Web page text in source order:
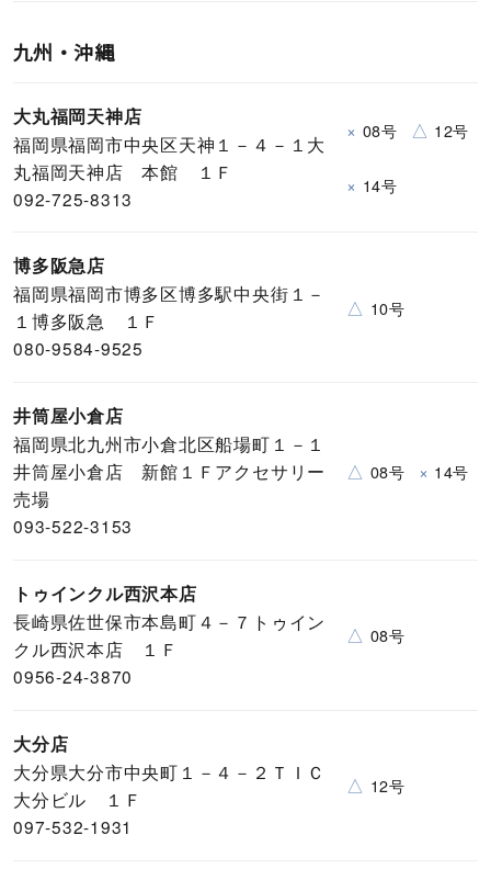
九州・沖縄
大丸福岡天神店
福岡県福岡市中央区天神１－４－１大
丸福岡天神店 本館 １Ｆ
092-725-8313
× 08号 △ 12号
× 14号
博多阪急店
福岡県福岡市博多区博多駅中央街１－
１博多阪急 １Ｆ
080-9584-9525
△ 10号
井筒屋小倉店
福岡県北九州市小倉北区船場町１－１
井筒屋小倉店 新館１Ｆアクセサリー
売場
093-522-3153
△ 08号 × 14号
トゥインクル西沢本店
長崎県佐世保市本島町４－７トゥイン
クル西沢本店 １Ｆ
0956-24-3870
△ 08号
大分店
大分県大分市中央町１－４－２ＴＩＣ
大分ビル １Ｆ
097-532-1931
△ 12号